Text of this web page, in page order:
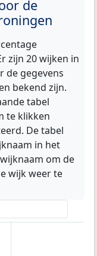
de
zijn 20 wijken in
de gegevens
bekend zijn.
tabel
te klikken
De tabel
in het
om de
wijk weer te